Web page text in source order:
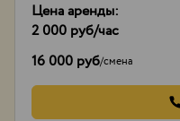
Цена аренды:
2 000 руб/час
16 000 руб/смена